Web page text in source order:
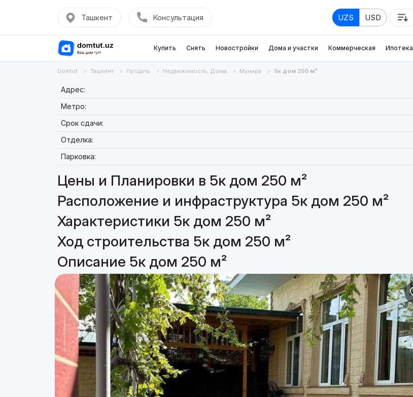
Ташкент Консультация UZS USD
Купить Снять Новостройки Дома и участки Коммерческая Ипотека
Domtut Ташкент Продать Недвижимость, Дома Мунира 5к дом 250 м²
Адрес:
Метро:
Срок сдачи:
Отделка:
Парковка:
Цены и Планировки в 5к дом 250 м²
Расположение и инфраструктура 5к дом 250 м²
Характеристики 5к дом 250 м²
Ход строительства 5к дом 250 м²
Описание 5к дом 250 м²